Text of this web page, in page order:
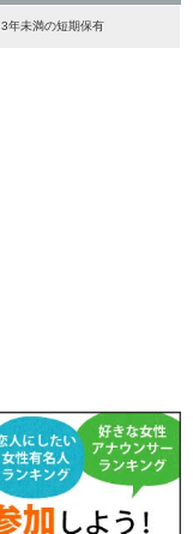
3年未満の短期保有